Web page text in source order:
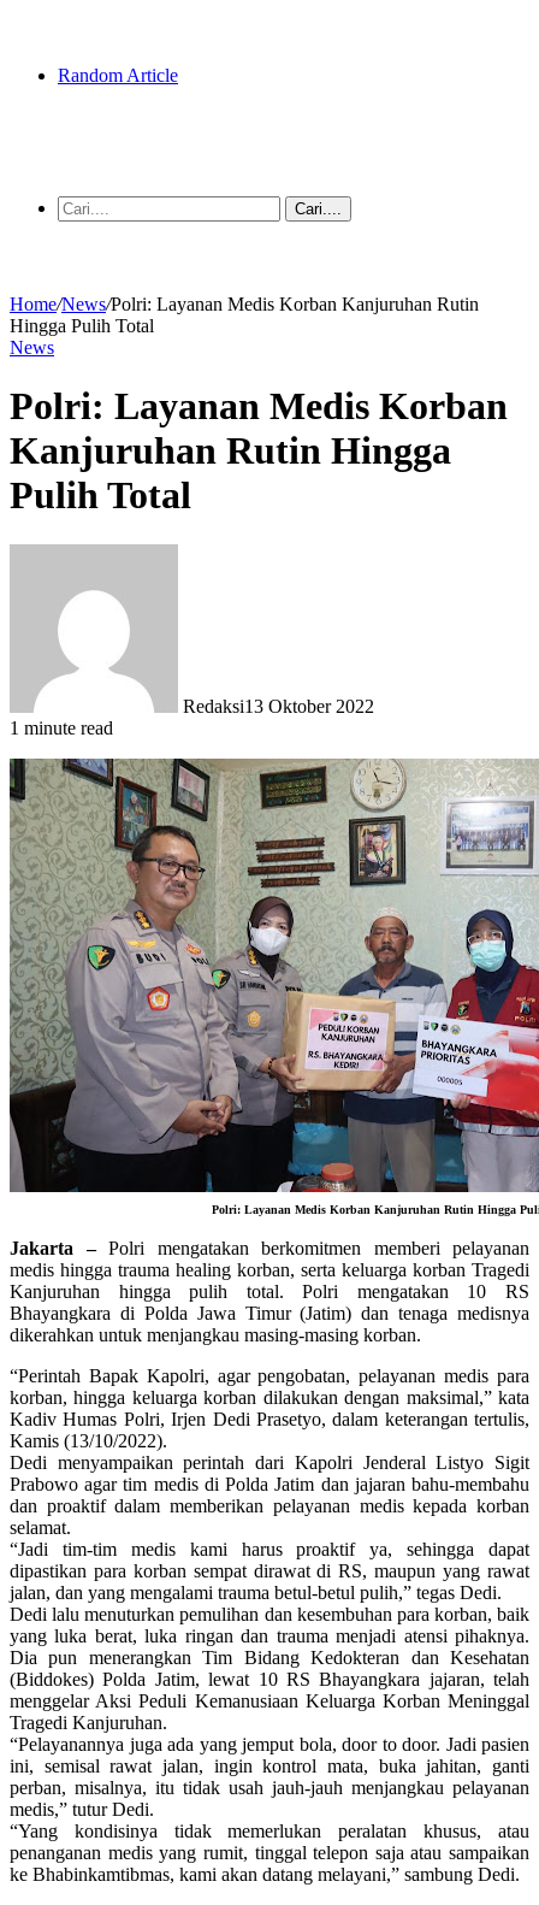
Random Article
Cari....
Home/News/Polri: Layanan Medis Korban Kanjuruhan Rutin
Hingga Pulih Total
News
Polri: Layanan Medis Korban
Kanjuruhan Rutin Hingga
Pulih Total
Redaksi13 Oktober 2022
1 minute read
Polri: Layanan Medis Korban Kanjuruhan Rutin Hingga
Jakarta –Polri mengatakan berkomitmen memberi pelayanan
medis hingga trauma healing korban, serta keluarga korban Tragedi
Kanjuruhan hingga pulih total. Polri mengatakan 10 RS
Bhayangkara di Polda Jawa Timur (Jatim) dan tenaga medisnya
dikerahkan untuk menjangkau masing-masing korban.
“Perintah Bapak Kapolri, agar pengobatan, pelayanan medis para
korban, hingga keluarga korban dilakukan dengan maksimal,” kata
Kadiv Humas Polri, Irjen Dedi Prasetyo, dalam keterangan tertulis,
Kamis (13/10/2022).
Dedi menyampaikan perintah dari Kapolri Jenderal Listyo Sigit
Prabowo agar tim medis di Polda Jatim dan jajaran bahu-membahu
dan proaktif dalam memberikan pelayanan medis kepada korban
selamat.
“Jadi tim-tim medis kami harus proaktif ya, sehingga dapat
dipastikan para korban sempat dirawat di RS, maupun yang rawat
jalan, dan yang mengalami trauma betul-betul pulih,” tegas Dedi.
Dedi lalu menuturkan pemulihan dan kesembuhan para korban, baik
yang luka berat, luka ringan dan trauma menjadi atensi pihaknya.
Dia pun menerangkan Tim Bidang Kedokteran dan Kesehatan
(Biddokes) Polda Jatim, lewat 10 RS Bhayangkara jajaran, telah
menggelar Aksi Peduli Kemanusiaan Keluarga Korban Meninggal
Tragedi Kanjuruhan.
“Pelayanannya juga ada yang jemput bola, door to door. Jadi pasien
ini, semisal rawat jalan, ingin kontrol mata, buka jahitan, ganti
perban, misalnya, itu tidak usah jauh-jauh menjangkau pelayanan
medis,” tutur Dedi.
“Yang kondisinya tidak memerlukan peralatan khusus, atau
penanganan medis yang rumit, tinggal telepon saja atau sampaikan
ke Bhabinkamtibmas, kami akan datang melayani,” sambung Dedi.